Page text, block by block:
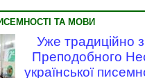
ТА МОВИ
Уже традиційно
Преподобного
української